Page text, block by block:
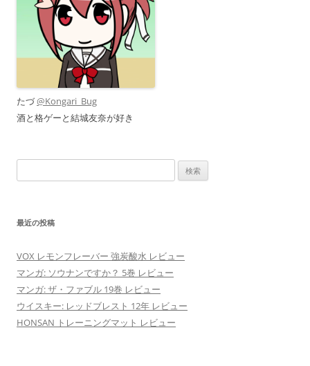
たづ@Kongari_Bug
酒と格ゲーと結城友奈が好き
索:
最近の投稿
VOX レモンフレーバー 強炭酸水 レビュー
マンガ: ソウナンですか？ 5巻 レビュー
マンガ: ザ・ファブル 19巻 レビュー
ウイスキー: レッドブレスト 12年 レビュー
HONSAN トレーニングマット レビュー